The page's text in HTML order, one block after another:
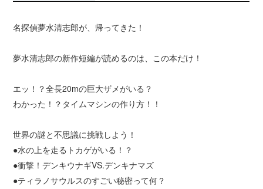
名探偵夢水清志郎が、帰ってきた！
夢水清志郎の新作短編が読めるのは、この本だけ！
エッ！？全長20mの巨大ザメがいる？
わかった！？タイムマシンの作り方！！
世界の謎と不思議に挑戦しよう！
●水の上を走るトカゲがいる！？
●衝撃！デンキウナギVS.デンキナマズ
●ティラノサウルスのすごい秘密って何？